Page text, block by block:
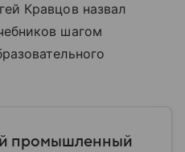
Кравцов назвал
шагом
промышленный